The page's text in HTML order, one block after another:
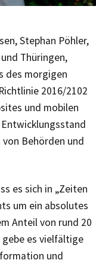
Stephan Pöhler,
Thüringen,
des morgigen
2016/2102
und mobilen
Behörden und
es sich in „Zeiten
um ein absolutes
Anteil von rund 20
es vielfältige
und